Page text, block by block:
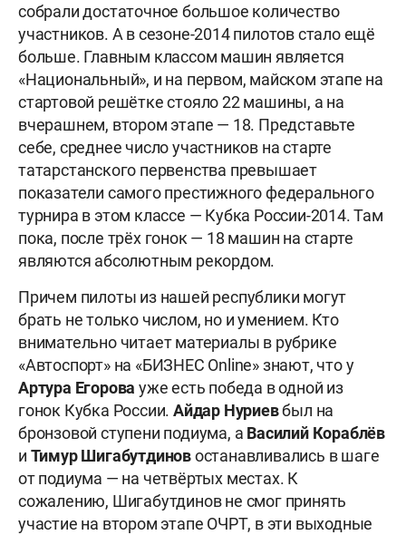
собрали достаточное большое количество
участников. А в сезоне-2014 пилотов стало ещё
больше. Главным классом машин является
«Национальный», и на первом, майском этапе на
стартовой решётке стояло 22 машины, а на
вчерашнем, втором этапе — 18. Представьте
себе, среднее число участников на старте
татарстанского первенства превышает
показатели самого престижного федерального
турнира в этом классе — Кубка России-2014. Там
пока, после трёх гонок — 18 машин на старте
являются абсолютным рекордом.
Причем пилоты из нашей республики могут
брать не только числом, но и умением. Кто
внимательно читает материалы в рубрике
«Автоспорт» на «БИЗНЕС Online» знают, что у
Артура Егорова уже есть победа в одной из
гонок Кубка России.Айдар Нуриевбыл на
бронзовой ступени подиума, а Василий Кораблёв
и Тимур Шигабутдиновостанавливались в шаге
от подиума — на четвёртых местах. К
сожалению, Шигабутдинов не смог принять
участие на втором этапе ОЧРТ, в эти выходные